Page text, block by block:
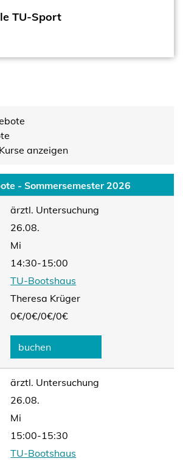
TU-Sport
anzeigen
- Sommersemester 2026
ärztl. Untersuchung
26.08.
Mi
14:30-15:00
TU-Bootshaus
Theresa Krüger
0€/0€/0€/0€
buchen
ärztl. Untersuchung
26.08.
Mi
15:00-15:30
TU-Bootshaus